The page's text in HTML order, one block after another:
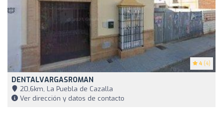
4 (4)
DENTALVARGASROMAN
20,6km, La Puebla de Cazalla
Ver dirección y datos de contacto